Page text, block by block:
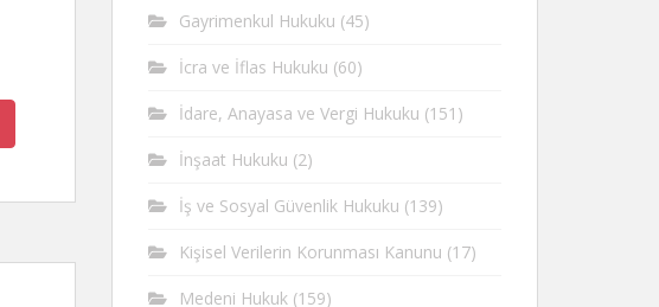
Gayrimenkul Hukuku (45)
İcra ve İflas Hukuku (60)
İdare, Anayasa ve Vergi Hukuku (151)
İnşaat Hukuku (2)
İş ve Sosyal Güvenlik Hukuku (139)
Kişisel Verilerin Korunması Kanunu (17)
Medeni Hukuk (159)